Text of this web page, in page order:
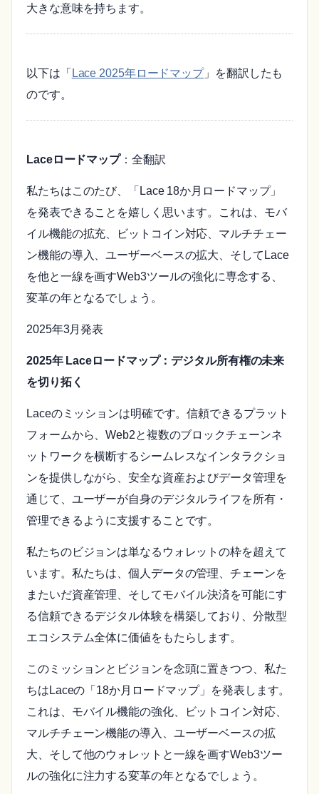
大きな意味を持ちます。
以下は「 Lace 2025年ロードマップ」を翻訳したも
のです。
Laceロードマップ：全翻訳
私たちはこのたび、「Lace 18か月ロードマップ」
を発表できることを嬉しく思います。これは、モバ
イル機能の拡充、ビットコイン対応、マルチチェー
ン機能の導入、ユーザーベースの拡大、そしてLace
を他と一線を画すWeb3ツールの強化に専念する、
変革の年となるでしょう。
2025年3月発表
2025年 Laceロードマップ：デジタル所有権の未来
を切り拓く
Laceのミッションは明確です。信頼できるプラット
フォームから、Web2と複数のブロックチェーンネ
ットワークを横断するシームレスなインタラクショ
ンを提供しながら、安全な資産およびデータ管理を
通じて、ユーザーが自身のデジタルライフを所有・
管理できるように支援することです。
私たちのビジョンは単なるウォレットの枠を超えて
います。私たちは、個人データの管理、チェーンを
またいだ資産管理、そしてモバイル決済を可能にす
る信頼できるデジタル体験を構築しており、分散型
エコシステム全体に価値をもたらします。
このミッションとビジョンを念頭に置きつつ、私た
ちはLaceの「18か月ロードマップ」を発表します。
これは、モバイル機能の強化、ビットコイン対応、
マルチチェーン機能の導入、ユーザーベースの拡
大、そして他のウォレットと一線を画すWeb3ツー
ルの強化に注力する変革の年となるでしょう。